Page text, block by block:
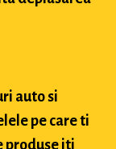
auto si
pe care ti
produse iti